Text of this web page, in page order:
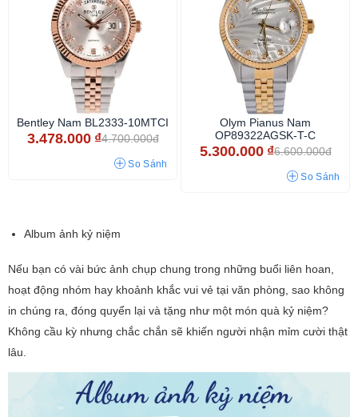
Bentley Nam BL2333-10MTCI
3.478.000 ₫4.700.000đ
So Sánh
Olym Pianus Nam
OP89322AGSK-T-C
5.300.000 ₫6.600.000đ
So Sánh
Album ảnh kỷ niệm
Nếu bạn có vài bức ảnh chụp chung trong những buổi liên hoan,
hoạt động nhóm hay khoảnh khắc vui vẻ tại văn phòng, sao không
in chúng ra, đóng quyển lại và tặng như một món quà kỷ niệm?
Không cầu kỳ nhưng chắc chắn sẽ khiến người nhận mỉm cười thật
lâu.